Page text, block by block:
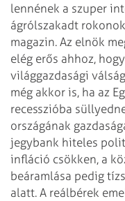
lennének a szuper
ágrólszakadt
magazin. Az elnök
elég erős ahhoz,
világgazdasági
még akkor is, ha az
recesszióba
országának
jegybank hiteles
infláció csökken, a
beáramlása pedig
alatt. A reálbérek